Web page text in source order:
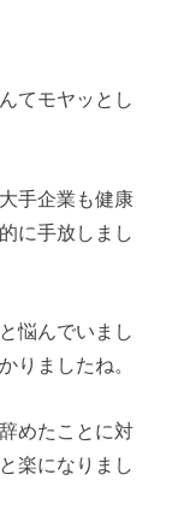
てモヤッとし
手企業も健康
に手放しまし
悩んでいまし
りましたね。
めたことに対
楽になりまし